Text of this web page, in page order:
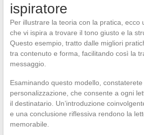
ispiratore
Per illustrare la teoria con la pratica, ecco
che vi ispira a trovare il tono giusto e la
Questo esempio, tratto dalle migliori
tra contenuto e forma, facilitando così la
messaggio.
Esaminando questo modello, constaterete
personalizzazione, che consente a ogni
il destinatario. Un’introduzione
e una conclusione riflessiva rendono la
memorabile.